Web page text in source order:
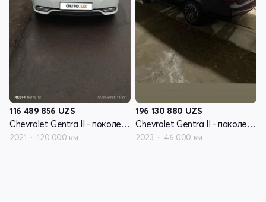
116 489 856 UZS
Chevrolet Gentra II - поколение
2021 120 000 км
196 130 880 UZS
Chevrolet Gentra II - поколение
2023 46 000 км